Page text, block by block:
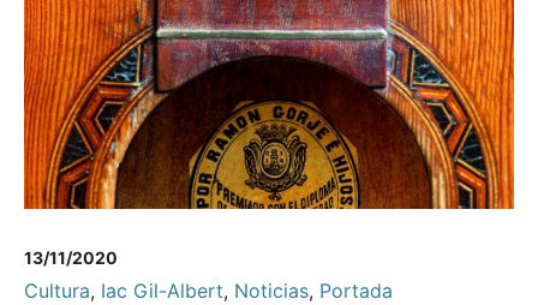
13/11/2020
Cultura, Iac Gil-Albert, Noticias, Portada